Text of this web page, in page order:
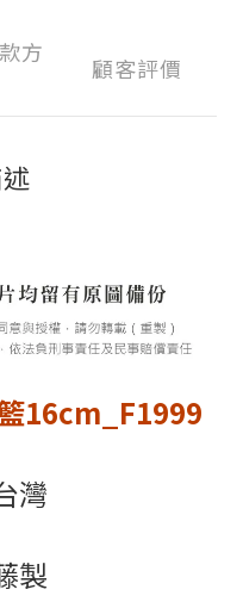
方
顧客評價
16cm_F1999
灣
製